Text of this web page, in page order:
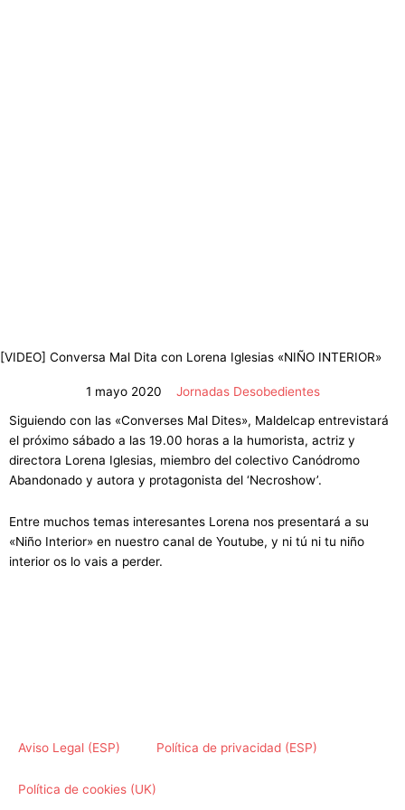
[VIDEO] Conversa Mal Dita con Lorena Iglesias «NIÑO INTERIOR»
1 mayo 2020
Jornadas Desobedientes
Siguiendo con las «Converses Mal Dites», Maldelcap entrevistará
el próximo sábado a las 19.00 horas a la humorista, actriz y
directora Lorena Iglesias, miembro del colectivo Canódromo
Abandonado y autora y protagonista del ‘Necroshow’.
Entre muchos temas interesantes Lorena nos presentará a su
«Niño Interior» en nuestro canal de Youtube, y ni tú ni tu niño
interior os lo vais a perder.
Aviso Legal (ESP) Política de privacidad (ESP)
Política de cookies (UK)